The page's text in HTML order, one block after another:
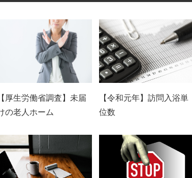
【厚生労働省調査】未届
の老人ホーム
【令和元年】訪問入浴単
位数